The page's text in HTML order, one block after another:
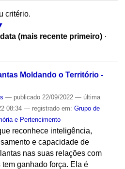
critério.
data (mais recente primeiro) ·
Moldando o Território -
— publicado22/09/2022 — última
08:34 — registrado em: Grupo de
e Pertencimento
reconhece inteligência,
e capacidade de
nas suas relações com
ganhado força. Ela é